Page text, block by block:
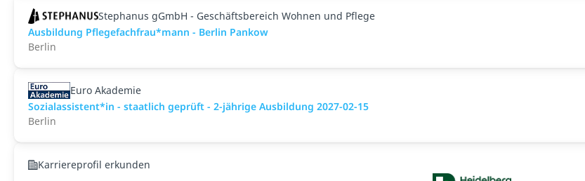
Stephanus gGmbH - Geschäftsbereich Wohnen und Pflege
Ausbildung Pflegefachfrau*mann - Berlin Pankow
Berlin
Euro Akademie
Sozialassistent*in - staatlich geprüft - 2-jährige Ausbildung 2027-02-15
Berlin
Karriereprofil erkunden